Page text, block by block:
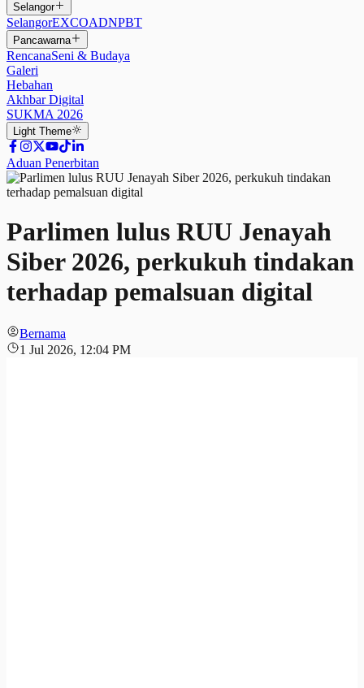
Selangor
SelangorEXCOADNPBT
Pancawarna
RencanaSeni & Budaya
Galeri
Hebahan
Akhbar Digital
SUKMA 2026
Light Theme
Aduan Penerbitan
Parlimen lulus RUU Jenayah
Siber 2026, perkukuh tindakan
terhadap pemalsuan digital
Bernama
1 Jul 2026, 12:04 PM